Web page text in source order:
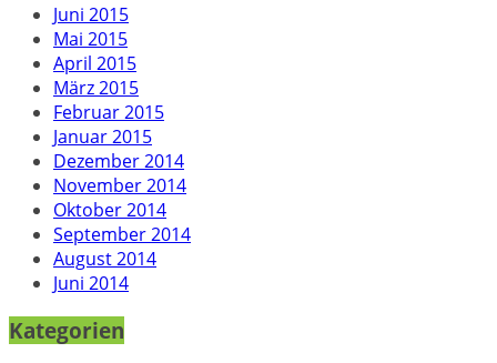
Juni 2015
Mai 2015
April 2015
März 2015
Februar 2015
Januar 2015
Dezember 2014
November 2014
Oktober 2014
September 2014
August 2014
Juni 2014
Kategorien